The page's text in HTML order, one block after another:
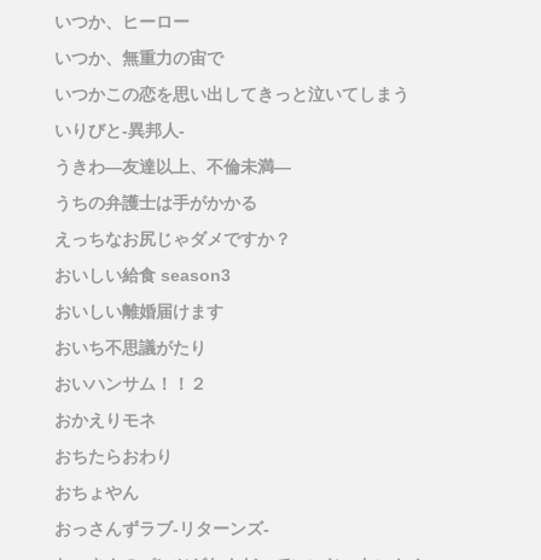
いつか、ヒーロー
いつか、無重力の宙で
いつかこの恋を思い出してきっと泣いてしまう
いりびと-異邦人-
うきわ―友達以上、不倫未満―
うちの弁護士は手がかかる
えっちなお尻じゃダメですか？
おいしい給食 season3
おいしい離婚届けます
おいち不思議がたり
おいハンサム！！２
おかえりモネ
おちたらおわり
おちょやん
おっさんずラブ-リターンズ-